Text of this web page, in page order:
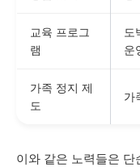
교육 프로그
램
도
운
가족 정지 제
도
가
이와 같은 노력들은